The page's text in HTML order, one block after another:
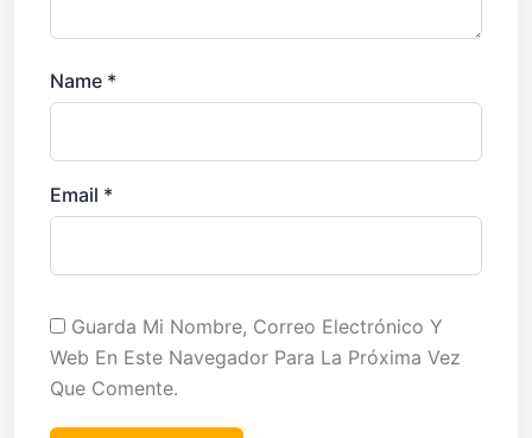
Name *
Email *
Guarda Mi Nombre, Correo Electrónico Y
Web En Este Navegador Para La Próxima Vez
Que Comente.